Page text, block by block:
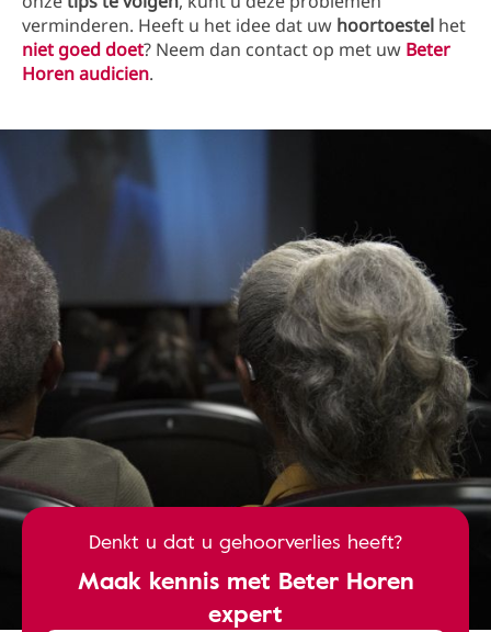
verminderen. Heeft u het idee dat uw hoortoestel het
niet goed doet? Neem dan contact op met uw Beter
Horen audicien.
Denkt u dat u gehoorverlies heeft?
Maak kennis met Beter Horen
expert